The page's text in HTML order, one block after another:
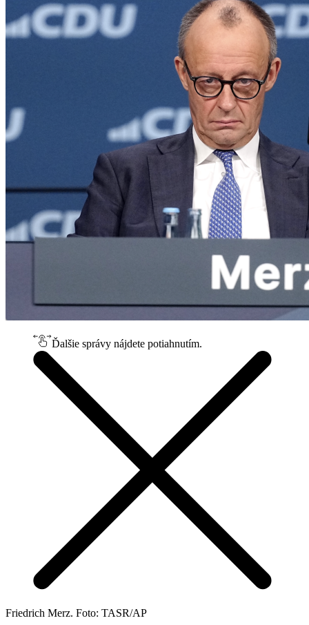
Ďalšie správy nájdete potiahnutím.
Friedrich Merz. Foto: TASR/AP